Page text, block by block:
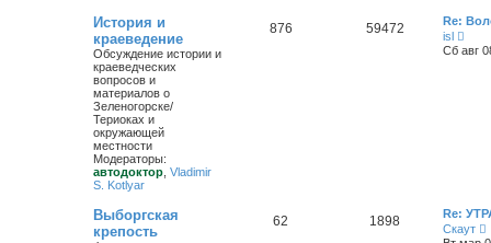
История и
краеведение
Обсуждение истории и
краеведческих
вопросов и
материалов о
Зеленогорске/
Териоках и
окружающей
местности
Модераторы:
автодоктор Vladimir
S. Kotlyar
876 59472
Re:
isl
е
р
н
е
Сб авг
Выборгская
крепость
62 1898
Re:
Скаут
е